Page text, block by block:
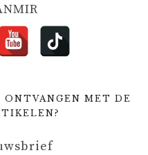
ONTVANGEN MET DE